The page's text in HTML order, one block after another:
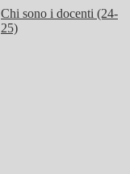
Chi sono i docenti (24-
25)